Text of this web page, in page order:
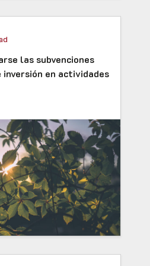
las subvenciones
inversión en actividades